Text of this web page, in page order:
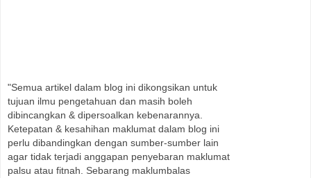
"Semua artikel dalam blog ini dikongsikan untuk
tujuan ilmu pengetahuan dan masih boleh
dibincangkan & dipersoalkan kebenarannya.
Ketepatan & kesahihan maklumat dalam blog ini
perlu dibandingkan dengan sumber-sumber lain
agar tidak terjadi anggapan penyebaran maklumat
palsu atau fitnah. Sebarang maklumbalas